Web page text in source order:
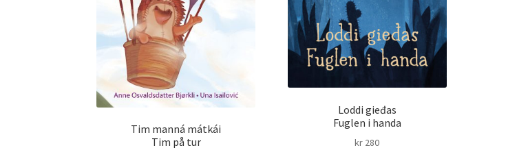
Tim manná mátkái
Tim på tur
Loddi gieđas
Fuglen i handa
kr 280